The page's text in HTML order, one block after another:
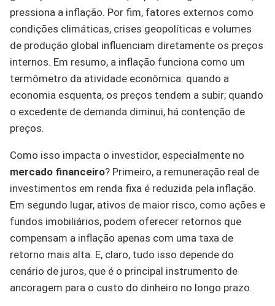
pressiona a inflação. Por fim, fatores externos como
condições climáticas, crises geopolíticas e volumes
de produção global influenciam diretamente os preços
internos. Em resumo, a inflação funciona como um
termômetro da atividade econômica: quando a
economia esquenta, os preços tendem a subir; quando
o excedente de demanda diminui, há contenção de
preços.
Como isso impacta o investidor, especialmente no
mercado financeiro? Primeiro, a remuneração real de
investimentos em renda fixa é reduzida pela inflação.
Em segundo lugar, ativos de maior risco, como ações e
fundos imobiliários, podem oferecer retornos que
compensam a inflação apenas com uma taxa de
retorno mais alta. E, claro, tudo isso depende do
cenário de juros, que é o principal instrumento de
ancoragem para o custo do dinheiro no longo prazo.